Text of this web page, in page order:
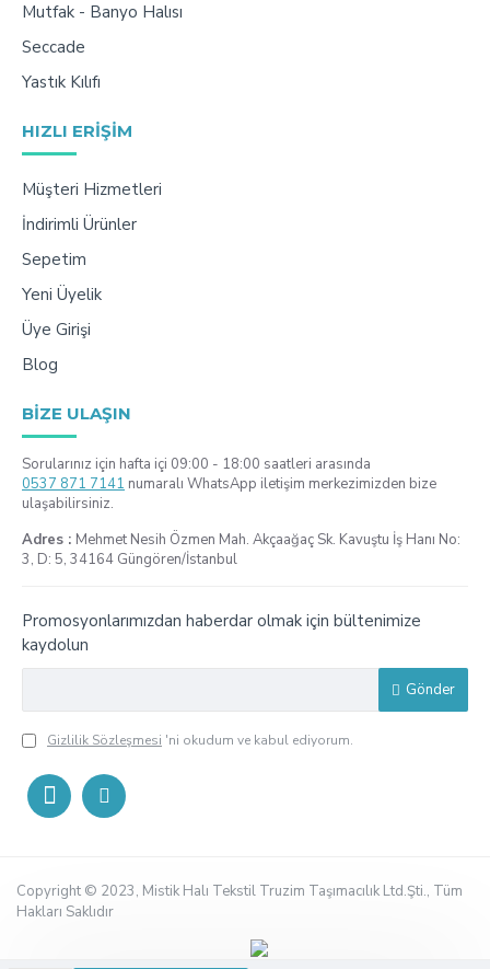
Mutfak - Banyo Halısı
Seccade
Yastık Kılıfı
HIZLI ERIŞIM
Müşteri Hizmetleri
İndirimli Ürünler
Sepetim
Yeni Üyelik
Üye Girişi
Blog
BIZE ULAŞIN
Sorularınız için hafta içi 09:00 - 18:00 saatleri arasında
0537 871 7141 numaralı WhatsApp iletişim merkezimizden bize
ulaşabilirsiniz.
Adres : Mehmet Nesih Özmen Mah. Akçaağaç Sk. Kavuştu İş Hanı No:
3, D: 5, 34164 Güngören/İstanbul
Promosyonlarımızdan haberdar olmak için bültenimize
kaydolun
Gönder
Gizlilik Sözleşmesi 'ni okudum ve kabul ediyorum.
Copyright © 2023, Mistik Halı Tekstil Truzim Taşımacılık Ltd.Şti., Tüm
Hakları Saklıdır